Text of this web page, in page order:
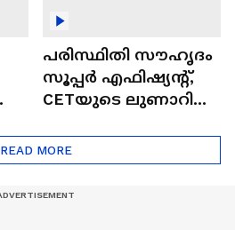
പരിസ്ഥിതി സൗഹൃദം
സൂപ്പർ എഫിഷ്യന്റ്,
CETയുടെ ലുണാറിസ്
Eco Marathon 2025
READ MORE